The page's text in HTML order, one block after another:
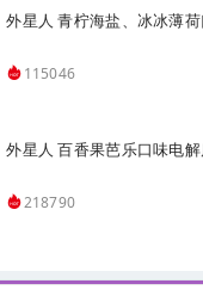
外星人 青柠海盐、冰冰薄
115046
外星人 百香果芭乐口味电
218790